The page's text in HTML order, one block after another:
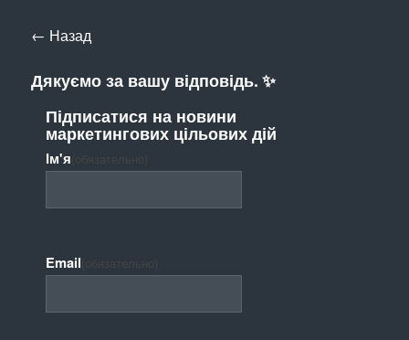
← Назад
Дякуємо за вашу відповідь. ✨
Підписатися на новини
маркетингових цільових дій
Ім'я(обязательно)
Email(обязательно)